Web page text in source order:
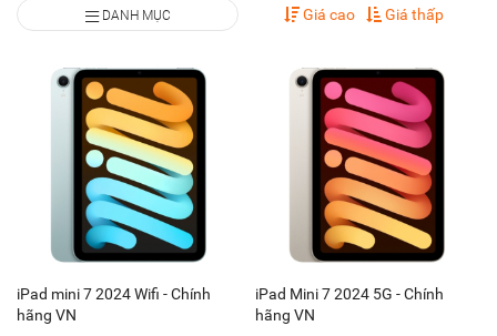
DANH MỤC Giá cao Giá thấp
iPad mini 7 2024 Wifi - Chính
hãng VN
iPad Mini 7 2024 5G - Chính
hãng VN